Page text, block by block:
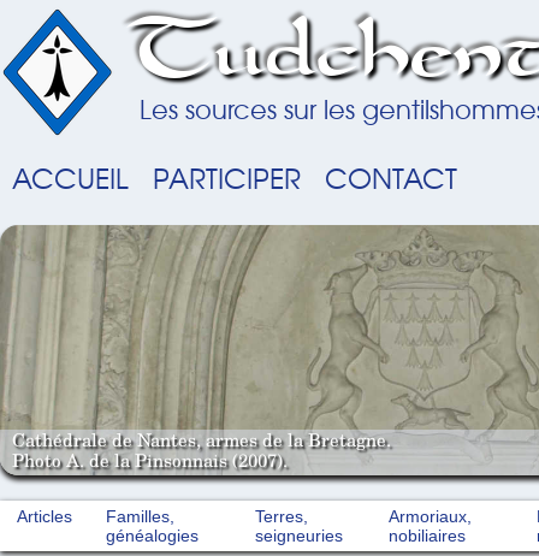
Les sources sur les
ACCUEIL PARTICIPER CONTACT
Cathédrale de Nantes, armes de la Bretagne.
Photo A. de la Pinsonnais (2007).
Articles
Familles,
généalogies
Terres,
seigneuries
Armoriaux,
nobiliaires